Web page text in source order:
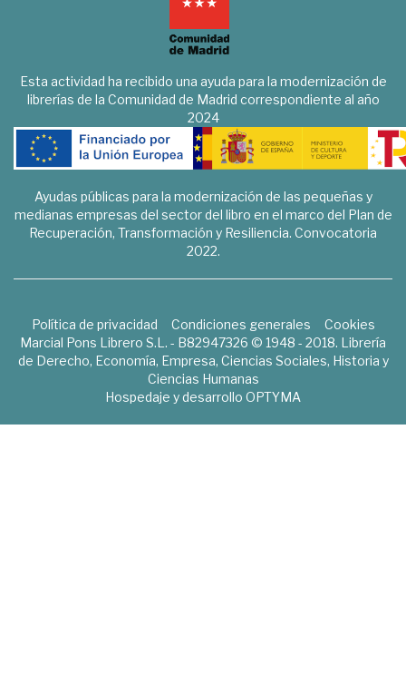
Esta actividad ha recibido una ayuda para la modernización de
librerías de la Comunidad de Madrid correspondiente al año
2024
Ayudas públicas para la modernización de las pequeñas y
medianas empresas del sector del libro en el marco del Plan de
Recuperación, Transformación y Resiliencia. Convocatoria
2022.
Política de privacidad Condiciones generales
Cookies
Marcial Pons Librero S.L. - B82947326 © 1948 - 2018. Librería
de Derecho, Economía, Empresa, Ciencias Sociales, Historia y
Ciencias Humanas
Hospedaje y desarrollo OPTYMA